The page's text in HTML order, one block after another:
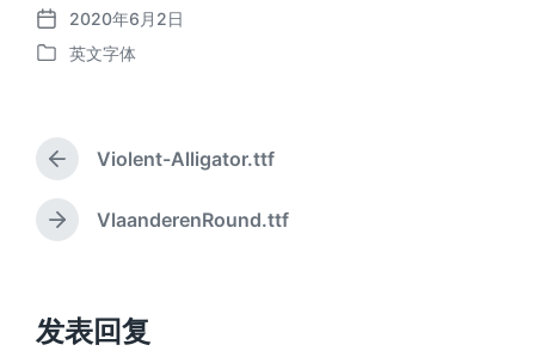
发
布
2020年6月2日
发
英文字体
上
篇
文
章
Violent-Alligator.ttf
下
：
VlaanderenRound.ttf
发表回复